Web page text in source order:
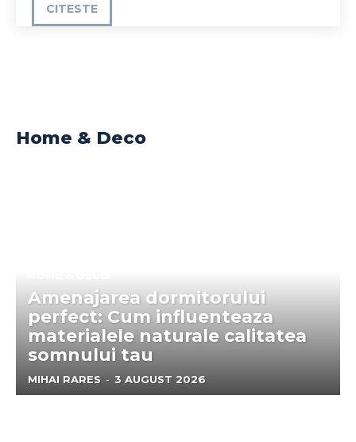
CITESTE
Home & Deco
Amenajarea dormitorului
perfect: Cum influenteaza
materialele naturale calitatea
somnului tau
MIHAI RARES - 3 AUGUST 2026